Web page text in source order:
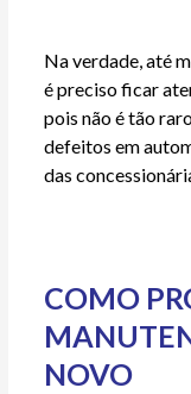
Na verdade, até
é preciso ficar
pois não é tão
defeitos em
das
COMO
NOVO